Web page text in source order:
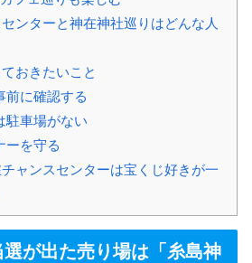
ンターと神在神社巡りはどんな人
おきたいこと
前に確認する
駐車場がない
ーを守る
ャンスセンターは宝くじ好きが一
が出た売り場は「糸島神